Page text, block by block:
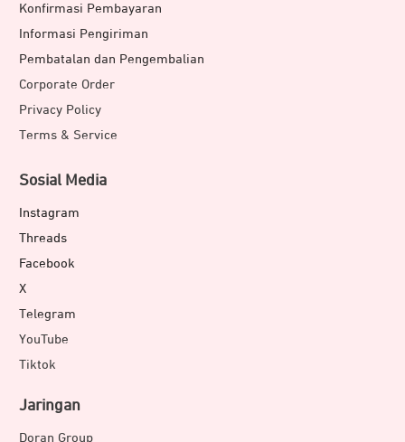
Konfirmasi Pembayaran
Informasi Pengiriman
Pembatalan dan Pengembalian
Corporate Order
Privacy Policy
Terms & Service
Sosial Media
Instagram
Threads
Facebook
X
Telegram
YouTube
Tiktok
Jaringan
Doran Group